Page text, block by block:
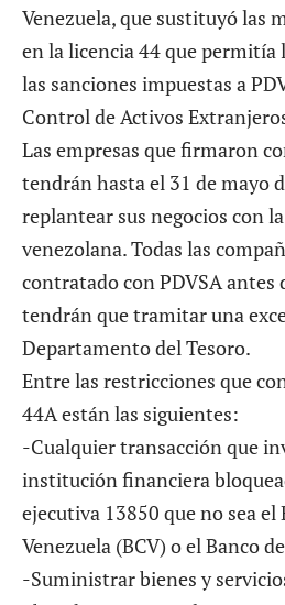
Venezuela, que sustituyó las
en la licencia 44 que
las sanciones impuestas a
Control de Activos
Las empresas que firmaron
tendrán hasta el 31 de mayo
replantear sus negocios con
venezolana. Todas las
contratado con PDVSA antes
tendrán que tramitar una
Departamento del Tesoro.
Entre las restricciones que
44A están las siguientes:
-Cualquier transacción que
institución financiera
ejecutiva 13850 que no sea el
Venezuela (BCV) o el Banco
-Suministrar bienes y